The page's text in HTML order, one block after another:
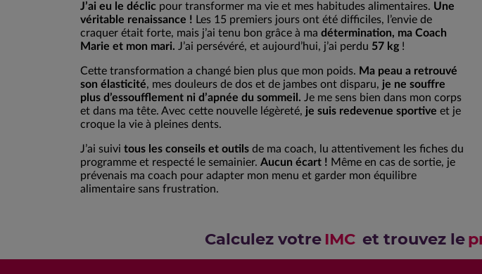
J’ai eu le déclic pour transformer ma vie et mes habitudes alimentaires. Une
véritable renaissance ! Les 15 premiers jours ont été difficiles, l’envie de
craquer était forte, mais j’ai tenu bon grâce à ma détermination, ma Coach
Marie et mon mari. J’ai persévéré, et aujourd’hui, j’ai perdu 57 kg !
Cette transformation a changé bien plus que mon poids. Ma peau a retrouvé
son élasticité, mes douleurs de dos et de jambes ont disparu, je ne souffre
plus d’essoufflement ni d’apnée du sommeil. Je me sens bien dans mon corps
et dans ma tête. Avec cette nouvelle légèreté, je suis redevenue sportive et je
croque la vie à pleines dents.
J’ai suivi tous les conseils et outils de ma coach, lu attentivement les fiches du
programme et respecté le semainier. Aucun écart ! Même en cas de sortie, je
prévenais ma coach pour adapter mon menu et garder mon équilibre
alimentaire sans frustration.
Calculez votre IMC et trouvez le